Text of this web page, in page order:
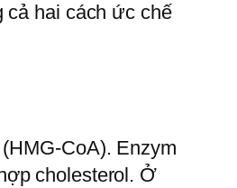
cả hai cách ức chế
CoA). Enzym
cholesterol. Ở